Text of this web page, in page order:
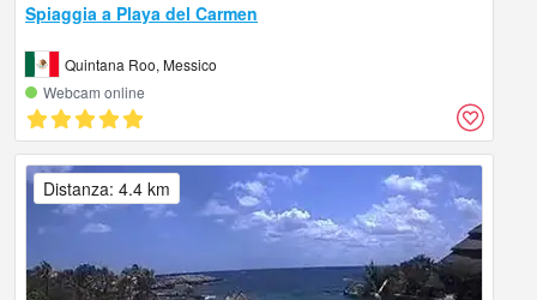
Spiaggia a Playa del Carmen
Quintana Roo, Messico
Webcam online
Distanza: 4.4 km